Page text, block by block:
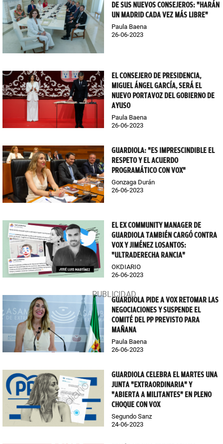
DE SUS NUEVOS CONSEJEROS: "HARÁN
UN MADRID CADA VEZ MÁS LIBRE"
Paula Baena
26-06-2023
EL CONSEJERO DE PRESIDENCIA,
MIGUEL ÁNGEL GARCÍA, SERÁ EL
NUEVO PORTAVOZ DEL GOBIERNO DE
AYUSO
Paula Baena
26-06-2023
GUARDIOLA: "ES IMPRESCINDIBLE EL
RESPETO Y EL ACUERDO
PROGRAMÁTICO CON VOX"
Gonzaga Durán
26-06-2023
EL EX COMMUNITY MANAGER DE
GUARDIOLA TAMBIÉN CARGÓ CONTRA
VOX Y JIMÉNEZ LOSANTOS:
"ULTRADERECHA RANCIA"
OKDIARIO
26-06-2023
GUARDIOLA PIDE A VOX RETOMAR LAS
NEGOCIACIONES Y SUSPENDE EL
COMITÉ DEL PP PREVISTO PARA
MAÑANA
Paula Baena
26-06-2023
GUARDIOLA CELEBRA EL MARTES UNA
JUNTA "EXTRAORDINARIA" Y
"ABIERTA A MILITANTES" EN PLENO
CHOQUE CON VOX
Segundo Sanz
24-06-2023